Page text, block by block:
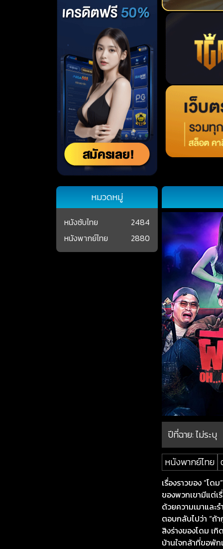
ปีที่ฉาย:ไม่ระบุ
หนังพากย์ไทย
เรื่องราวของ “โ
ของพวกเขามีแต่เ
ด้วยความเมาและ
ตอบกลับไปว่า “ถ้
สิงร่างของโดม เ
บ้านใจกล้าที่ขอพัก
หมวดหมู่
หนังซับไทย
2484
หนังพากย์ไทย
2880